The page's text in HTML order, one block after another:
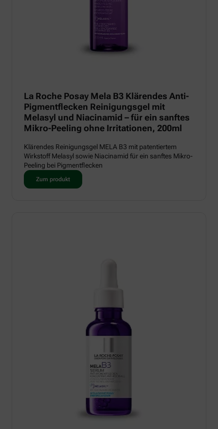
La Roche Posay Mela B3 Klärendes Anti-
Pigmentflecken Reinigungsgel mit
Melasyl und Niacinamid – für ein sanftes
Mikro-Peeling ohne Irritationen, 200ml
Klärendes Reinigungsgel MELA B3 mit patentiertem
Wirkstoff Melasyl sowie Niacinamid für ein sanftes Mikro-
Peeling bei Pigmentflecken
Zum produkt